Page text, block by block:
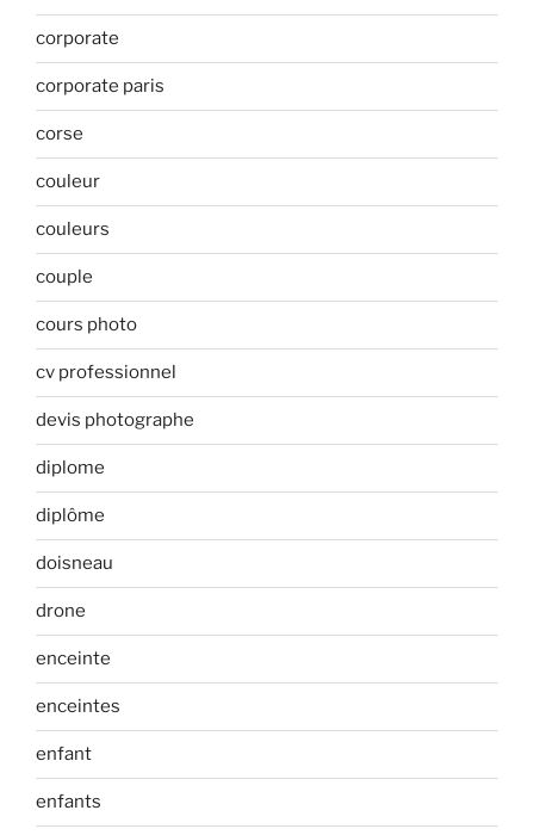
corporate
corporate paris
corse
couleur
couleurs
couple
cours photo
cv professionnel
devis photographe
diplome
diplôme
doisneau
drone
enceinte
enceintes
enfant
enfants